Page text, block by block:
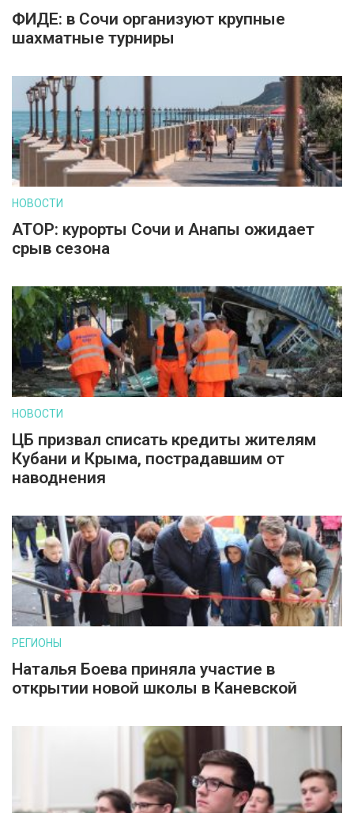
ФИДЕ: в Сочи организуют крупные
шахматные турниры
НОВОСТИ
АТОР: курорты Сочи и Анапы ожидает
срыв сезона
НОВОСТИ
ЦБ призвал списать кредиты жителям
Кубани и Крыма, пострадавшим от
наводнения
РЕГИОНЫ
Наталья Боева приняла участие в
открытии новой школы в Каневской